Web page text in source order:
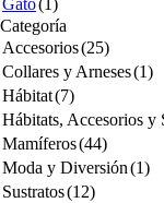
Gato(1)
Categoría
Accesorios(25)
Collares y Arneses(1)
Hábitat(7)
Hábitats, Accesorios y
Mamíferos(44)
Moda y Diversión(1)
Sustratos(12)